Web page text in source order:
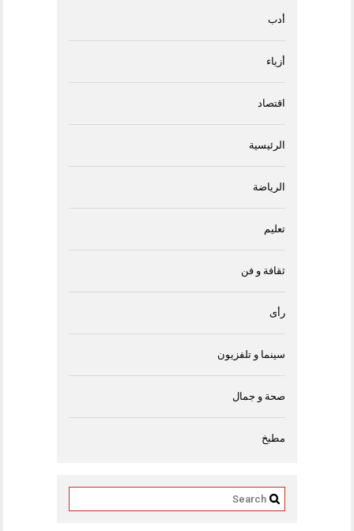
أدب
أزياء
اقتصاد
الرئيسية
الرياضة
تعليم
ثقافة و فن
رأى
سينما و تلفزيون
صحة و جمال
مطبخ